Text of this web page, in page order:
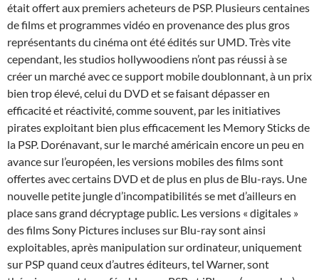
était offert aux premiers acheteurs de PSP. Plusieurs centaines
de films et programmes vidéo en provenance des plus gros
représentants du cinéma ont été édités sur UMD. Très vite
cependant, les studios hollywoodiens n’ont pas réussi à se
créer un marché avec ce support mobile doublonnant, à un prix
bien trop élevé, celui du DVD et se faisant dépasser en
efficacité et réactivité, comme souvent, par les initiatives
pirates exploitant bien plus efficacement les Memory Sticks de
la PSP. Dorénavant, sur le marché américain encore un peu en
avance sur l’européen, les versions mobiles des films sont
offertes avec certains DVD et de plus en plus de Blu-rays. Une
nouvelle petite jungle d’incompatibilités se met d’ailleurs en
place sans grand décryptage public. Les versions « digitales »
des films Sony Pictures incluses sur Blu-ray sont ainsi
exploitables, après manipulation sur ordinateur, uniquement
sur PSP quand ceux d’autres éditeurs, tel Warner, sont